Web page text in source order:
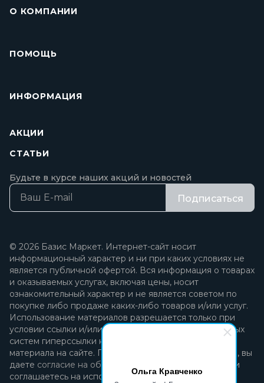
Ольга Кравченко
О КОМПАНИИ
ПОМОЩЬ
ИНФОРМАЦИЯ
АКЦИИ
СТАТЬИ
Будьте в курсе наших акций и новостей
Подписаться
© 2026 Базис Маркет. Интернет-сайт носит
информационный характер и ни при каких условиях не
является публичной офертой. Вся информация о товарах
и оказываемых услугах, включая цены, носит
ознакомительный характер и не является советом по
покупке либо продаже каких-либо товаров и/или услуг.
Использование материалов разрешается только при
условии ссылки и/или прямой открытой для поисковых
систем гиперссылки на непосредственный адрес
материала на сайте. Продолжая пользоваться сайтом, вы
даете согласие на обработку персональных данных
и
соглашаетесь на использование файлов cookie.